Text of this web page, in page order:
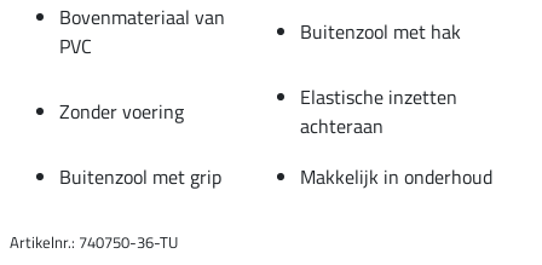
Bovenmateriaal van
PVC
Buitenzool met hak
Zonder voering
Elastische inzetten
achteraan
Buitenzool met grip
Makkelijk in onderhoud
Artikelnr.: 740750-36-TU